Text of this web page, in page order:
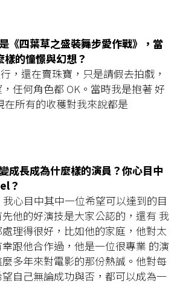
《四葉草之盛裝舞步愛作戰》，當
的憧憬與幻想？
，還在賣珠寶，只是請假去拍戲，
任何角色都 OK。當時我是抱著 好
在所有的收穫對我來說都是
成長成為什麼樣的演員？你心目中
？
心目中其中一位希望可以達到的目
他的好演技是大家公認的，還有 我
理得很好，比如他的家庭，他對太
跟他合作過，他是一位很專業 的演
多年來對電影的那份熱誠。他對每
自己無論成功與否，都可以成為一